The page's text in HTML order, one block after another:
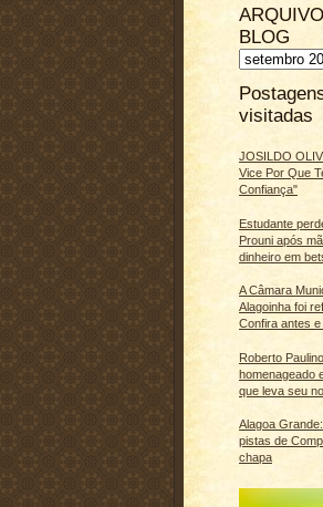
BLOG
visitadas
JOSILDO
Vice Por Que
Confiança"
Estudante
Prouni após
dinheiro em
A Câmara
Alagoinha foi
Confira antes
Roberto
homenageado
que leva seu
Alagoa
pistas de
chapa